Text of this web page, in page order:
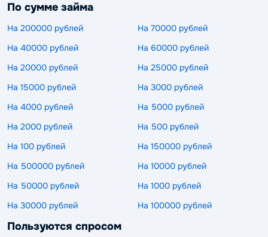
По сумме займа
На 200000 рублей
На 70000 рублей
На 40000 рублей
На 60000 рублей
На 20000 рублей
На 25000 рублей
На 15000 рублей
На 3000 рублей
На 4000 рублей
На 5000 рублей
На 2000 рублей
На 500 рублей
На 100 рублей
На 150000 рублей
На 500000 рублей
На 10000 рублей
На 50000 рублей
На 1000 рублей
На 30000 рублей
На 100000 рублей
Пользуются спросом